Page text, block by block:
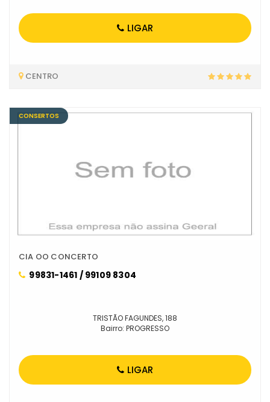
LIGAR
CENTRO
CONSERTOS
CIA OO CONCERTO
99831-1461 / 99109 8304
TRISTÃO FAGUNDES, 188
Bairro: PROGRESSO
LIGAR